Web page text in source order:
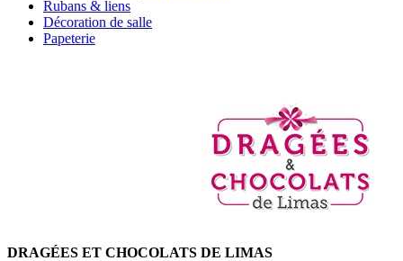
Rubans & liens
Décoration de salle
Papeterie
DRAGÉES ET CHOCOLATS DE LIMAS